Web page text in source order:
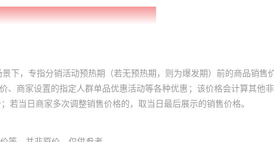
下，专指分销活动预热期（若无预热期，则为爆发期）前的商品销售
商家设置的指定人群单品优惠活动等各种优惠；该价格会计算其他
当日商家多次调整销售价格的，取当日最后展示的销售价格。